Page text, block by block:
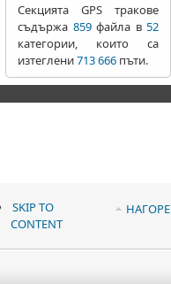
Секцията GPS тракове
съдържа 859файла в 52
категории, които са
изтеглени713 666 пъти.
НАГОРЕ
SKIP TO
CONTENT